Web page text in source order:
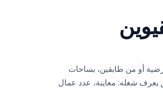
أرضية أو من طابقين، بساحات
شغله: معاينة، عدد عمال